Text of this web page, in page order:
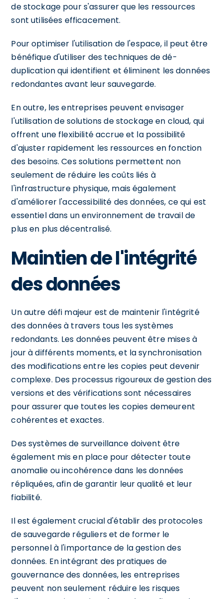
de stockage pour s'assurer que les ressources
sont utilisées efficacement.
Pour optimiser l'utilisation de l'espace, il peut être
bénéfique d'utiliser des techniques de dé-
duplication qui identifient et éliminent les données
redondantes avant leur sauvegarde.
En outre, les entreprises peuvent envisager
l'utilisation de solutions de stockage en cloud, qui
offrent une flexibilité accrue et la possibilité
d'ajuster rapidement les ressources en fonction
des besoins. Ces solutions permettent non
seulement de réduire les coûts liés à
l'infrastructure physique, mais également
d'améliorer l'accessibilité des données, ce qui est
essentiel dans un environnement de travail de
plus en plus décentralisé.
Maintien de l'intégrité
des données
Un autre défi majeur est de maintenir l'intégrité
des données à travers tous les systèmes
redondants. Les données peuvent être mises à
jour à différents moments, et la synchronisation
des modifications entre les copies peut devenir
complexe. Des processus rigoureux de gestion des
versions et des vérifications sont nécessaires
pour assurer que toutes les copies demeurent
cohérentes et exactes.
Des systèmes de surveillance doivent être
également mis en place pour détecter toute
anomalie ou incohérence dans les données
répliquées, afin de garantir leur qualité et leur
fiabilité.
Il est également crucial d'établir des protocoles
de sauvegarde réguliers et de former le
personnel à l'importance de la gestion des
données. En intégrant des pratiques de
gouvernance des données, les entreprises
peuvent non seulement réduire les risques